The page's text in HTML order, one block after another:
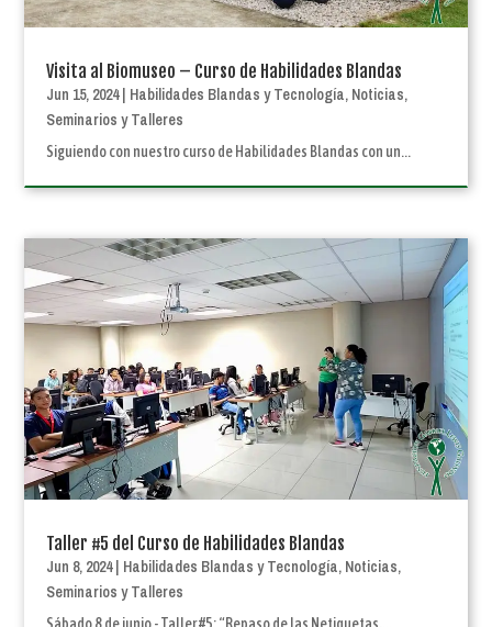
Visita al Biomuseo – Curso de Habilidades Blandas
Jun 15, 2024| Habilidades Blandas y Tecnología, Noticias,
Seminarios y Talleres
Siguiendo con nuestro curso de Habilidades Blandas con un...
Taller #5 del Curso de Habilidades Blandas
Jun 8, 2024| Habilidades Blandas y Tecnología, Noticias,
Seminarios y Talleres
Sábado 8 de junio - Taller #5: “Repaso de las Netiquetas,...